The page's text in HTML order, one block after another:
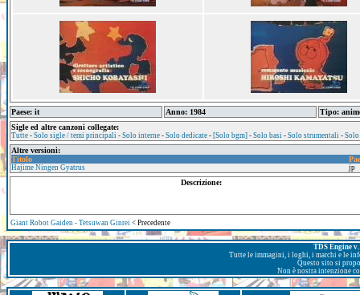
Paese: it Anno: 1984
Tipo:
Sigle ed altre canzoni collegate:
Tutte - Solo sigle / temi principali - Solo interne - Solo dedicate - [Solo bgm] - Solo basi - Solo strumentali - Solo
Altre versioni:
Titolo
Hajime Ningen Gyatrus jp
Descrizione:
Giant Robot Gaiden - Tetsuwan Ginrei < Precedente
TDS Engine
Tutte le immagini, i loghi, i marchi e le
Questo sito si
Non è nostra intenzione